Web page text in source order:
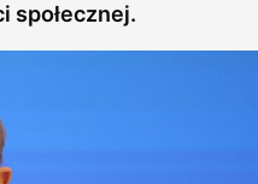
społecznej.